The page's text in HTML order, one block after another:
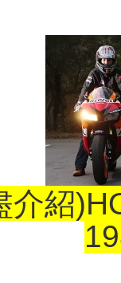
介紹